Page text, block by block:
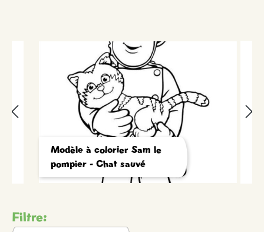
Modèle à colorier Sam le
pompier - Chat sauvé
Filtre: